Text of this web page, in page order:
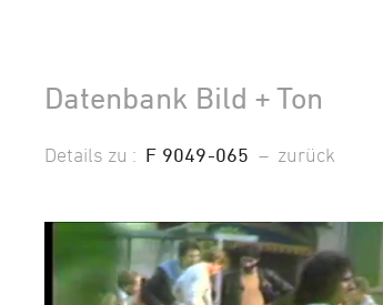
Datenbank Bild + Ton
Details zu : F 9049-065 – zurück